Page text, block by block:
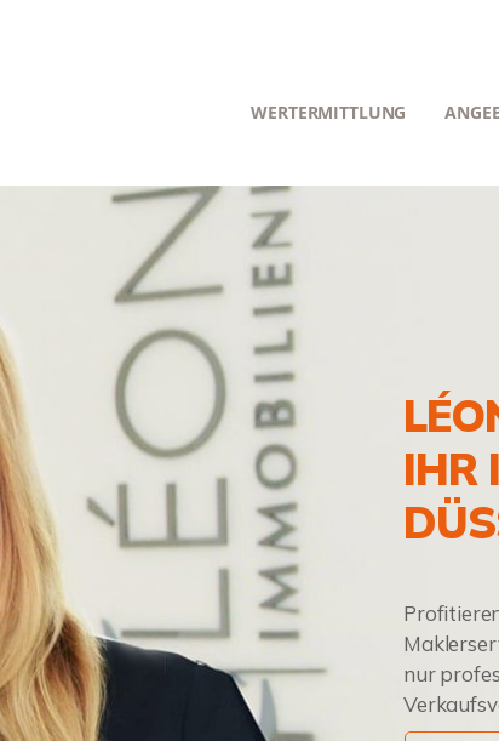
WERTERMITTLUNG
IHR
nur